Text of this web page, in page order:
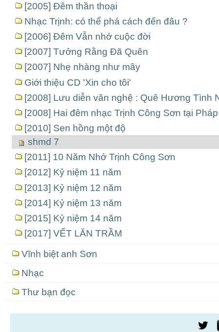
[2005] Đêm thần thoại
Nhạc Trịnh: có thể phá cách đến đâu ?
[2006] Đêm Vẫn nhớ cuộc đời
[2007] Tưởng Rằng Đã Quên
[2007] Nhẹ nhàng như mây
Giới thiệu CD 'Xin cho tôi'
[2008] Lưu diễn văn nghệ : Quê Hương Tình
[2008] Hai đêm nhạc Trịnh Công Sơn tại Pháp
[2010] Sen hồng một độ
shmd 7
[2011] 10 Năm Nhớ Trịnh Công Sơn
[2012] Kỷ niệm 11 năm
[2013] Kỷ niệm 12 năm
[2014] Kỷ niệm 13 năm
[2015] Kỷ niệm 14 năm
[2017] VẾT LĂN TRẦM
Vĩnh biệt anh Sơn
Nhạc
Thư bạn đọc